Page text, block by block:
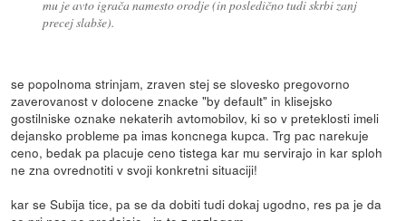
mu je avto igrača namesto orodje (in posledično tudi skrbi zanj
precej slabše).
se popolnoma strinjam, zraven stej se slovesko pregovorno
zaverovanost v dolocene znacke "by default" in klisejsko
gostilniske oznake nekaterih avtomobilov, ki so v preteklosti imeli
dejansko probleme pa imas koncnega kupca. Trg pac narekuje
ceno, bedak pa placuje ceno tistega kar mu servirajo in kar sploh
ne zna ovrednotiti v svoji konkretni situaciji!
kar se Subija tice, pa se da dobiti tudi dokaj ugodno, res pa je da